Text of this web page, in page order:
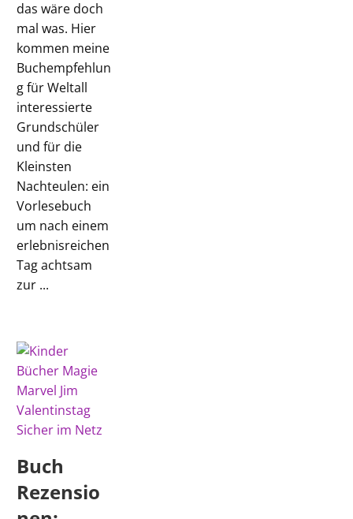
das wäre doch
mal was. Hier
kommen meine
Buchempfehlun
g für Weltall
interessierte
Grundschüler
und für die
Kleinsten
Nachteulen: ein
Vorlesebuch
um nach einem
erlebnisreichen
Tag achtsam
zur ...
Buch
Rezensio